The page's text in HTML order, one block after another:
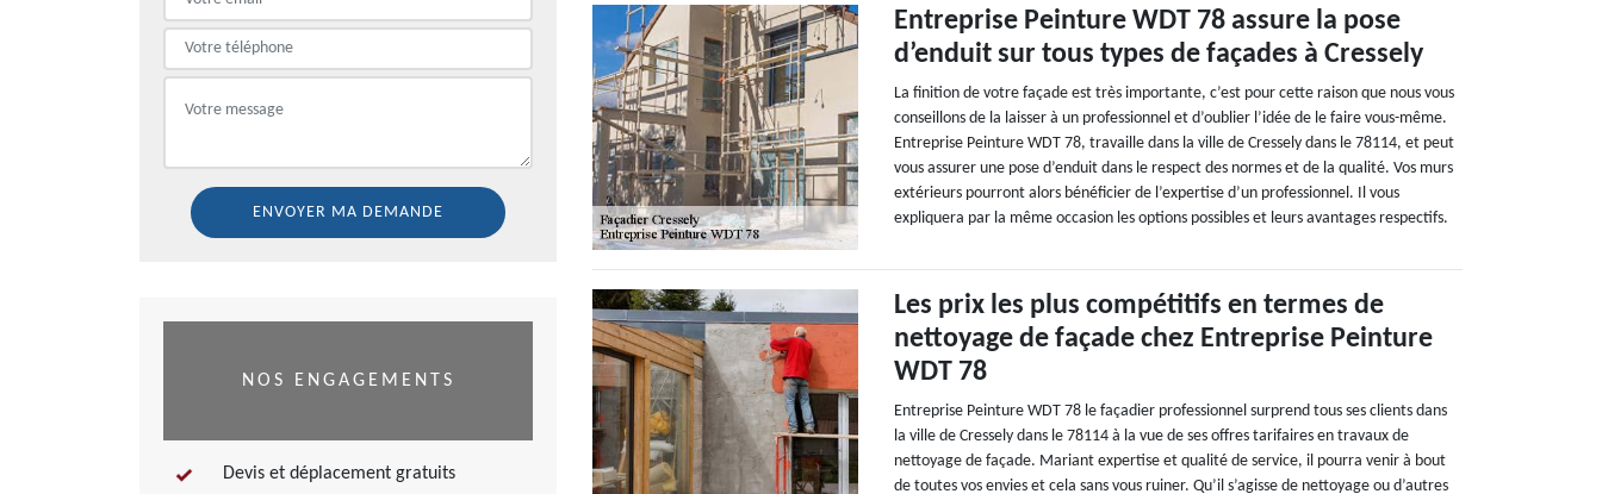
NOS ENGAGEMENTS
Devis et déplacement gratuits
Entreprise Peinture WDT 78 assure la pose
d’enduit sur tous types de façades à Cressely
La finition de votre façade est très importante, c’est pour cette raison que nous vous
conseillons de la laisser à un professionnel et d’oublier l’idée de le faire vous-même.
Entreprise Peinture WDT 78, travaille dans la ville de Cressely dans le 78114, et peut
vous assurer une pose d’enduit dans le respect des normes et de la qualité. Vos murs
extérieurs pourront alors bénéficier de l’expertise d’un professionnel. Il vous
expliquera par la même occasion les options possibles et leurs avantages respectifs.
Les prix les plus compétitifs en termes de
nettoyage de façade chez Entreprise Peinture
WDT 78
Entreprise Peinture WDT 78 le façadier professionnel surprend tous ses clients dans
la ville de Cressely dans le 78114 à la vue de ses offres tarifaires en travaux de
nettoyage de façade. Mariant expertise et qualité de service, il pourra venir à bout
de toutes vos envies et cela sans vous ruiner. Qu’il s’agisse de nettoyage ou d’autres